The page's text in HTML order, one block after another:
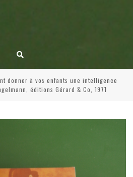
donner à vos enfants une intelligence
éditions Gérard & Co, 1971